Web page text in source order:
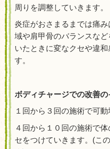
周りを調整していきます。
炎症がおさまるまでは痛
域や肩甲骨のバランスなど
いたときに変なクセや違
す。
ボディチャージでの改善の
１回から３回の施術で可
４回から１０回の施術で
セをつけていきます。(こ